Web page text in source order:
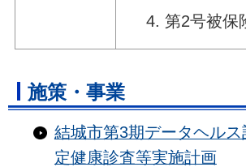
第2号被保
施策・事業
結城市第3期データヘル
定健康診査等実施計画